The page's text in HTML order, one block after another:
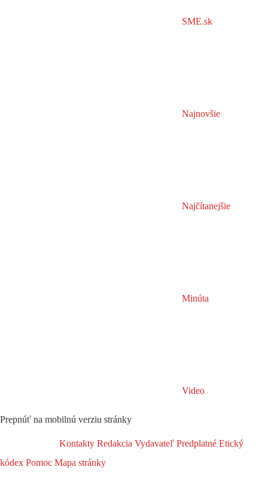
SME.sk
Najnovšie
Najčítanejšie
Minúta
Video
Prepnúť na mobilnú verziu stránky
Kontakty Redakcia Vydavateľ Predplatné Etický
kódex Pomoc Mapa stránky